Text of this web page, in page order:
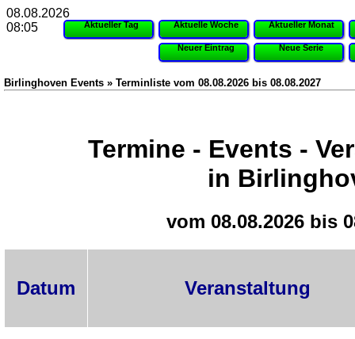
Aktueller Tag Aktuelle Woche Aktueller Monat
Neuer Eintrag Neue Serie
Birlinghoven Events » Terminliste vom 08.08.2026 bis 08.08.2027
Termine - Events -
in
vom 08.08.2026 bis
Datum Veranstaltung
08.08.2026
08:05